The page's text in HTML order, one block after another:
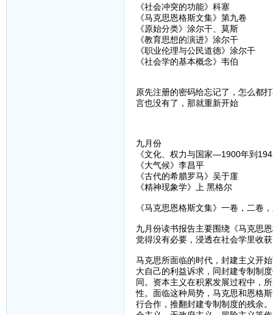
《社会冲突的功能》科塞
《马克思恩格斯文集》第九卷
《原始分类》涂尔干、莫斯
《教育思想的演进》涂尔干
《职业伦理与公民道德》涂尔干
《社会学的基本概念》韦伯
原先注册的密码给忘记了，怎么都
言也没有了，那就重新开始
九月份
《文化、权力与国家—1900年到
《大气候》李昌平
《古代的希腊罗马》吴于廑
《精神现象学》上 黑格尔
《马克思恩格斯文集》一卷，二卷
九月份读书报告主要围绕《马克思
觉得没有必要，浸透在社会学里收
马克思所面临的时代，封建主义开
大自己的利益诉求，同封建专制制
同。资本主义在积累发展过程中，
性。面临这种局势，马克思和恩格
行合作，推翻封建专制制度的残余